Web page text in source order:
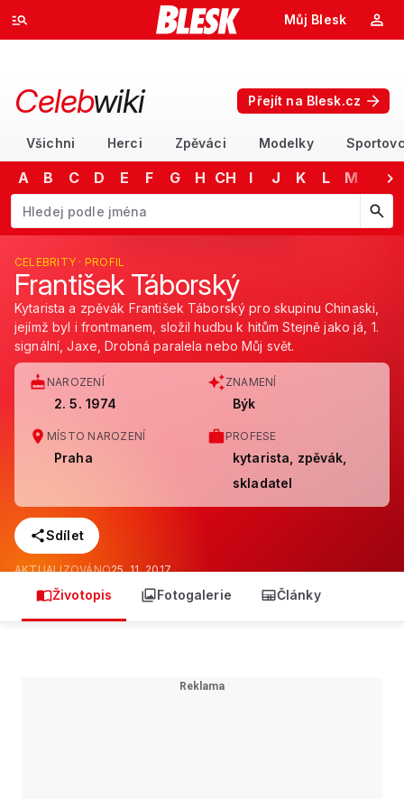
Můj Blesk
Celebwiki Přejít na Blesk.cz
Všichni Herci Zpěváci Modelky
A B C D E F G H CH I J K L M
Začněte psát jméno. Šipkami dolů a nahoru procházejte návrhy,
CELEBRITY · PROFIL
František Táborský
Kytarista a zpěvák František Táborský pro skupinu Chinaski,
jejímž byl i frontmanem, složil hudbu k hitům Stejně jako já, 1.
signální, Jaxe, Drobná paralela nebo Můj svět.
NAROZENÍ
2. 5. 1974
ZNAMENÍ
Býk
MÍSTO NAROZENÍ
Praha
PROFESE
kytarista, zpěvák,
skladatel
Sdílet
AKTUALIZOVÁNO25. 11. 2017
Životopis Fotogalerie Články